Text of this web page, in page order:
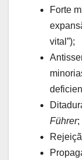
Forte
vital”);
Führer;